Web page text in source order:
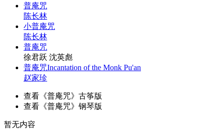
普庵咒
陈长林
小普庵咒
陈长林
普庵咒
徐君跃 沈英彪
普庵咒Incantation of the Monk Pu'an
赵家珍
查看《普庵咒》古筝版
查看《普庵咒》钢琴版
暂无内容